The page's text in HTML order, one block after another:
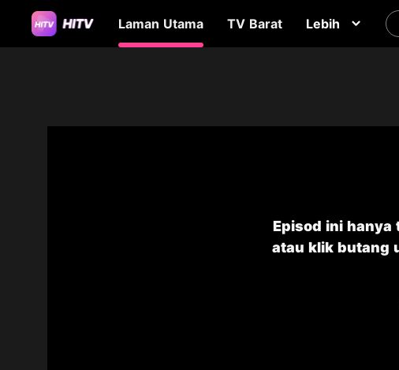
Laman Utama TV Barat Lebih
Episod ini hanya
atau klik butang